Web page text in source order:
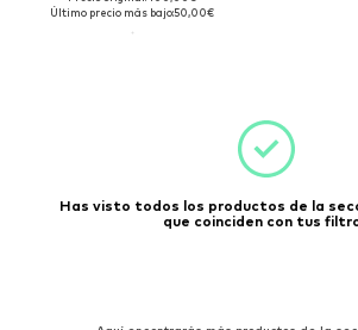
Último precio más bajo:50,00€
Has visto todos los productos de la
que coinciden con tus